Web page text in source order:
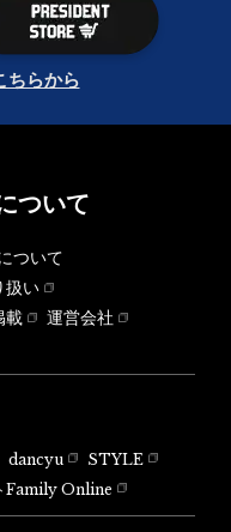
ちらから
ついて
ついて
扱い
載
運営会社
dancyu
STYLE
Family Online